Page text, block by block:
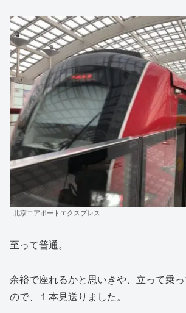
北京エアポートエクスプレス
至って普通。
余裕で座れるかと思いきや、立って乗
ので、１本見送りました。